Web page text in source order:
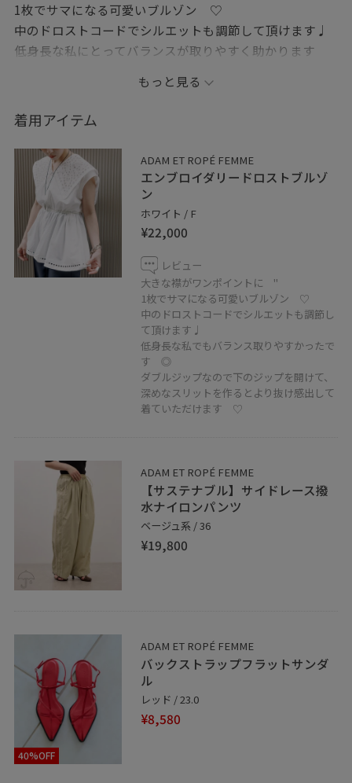
1枚でサマになる可愛いブルゾン ♡
中のドロストコードでシルエットも調節して頂けます♩
低身長な私にとってバランスが取りやすく助かります
前がジップになっている為、
羽織りとしても着回ししやすいです◎
ダブルジップなので下のジップを開けて、深めなスリッ
トを作るとより抜け感出して着ていただけます ♡
是非、店頭でお試しくださいませ ♩
もっと見る
着用アイテム
ADAM ET ROPÉ FEMME
エンブロイダリードロストブルゾ
ン
ホワイト / F
¥22,000
レビュー
大きな襟がワンポイントに "
1枚でサマになる可愛いブルゾン ♡
中のドロストコードでシルエットも調節し
て頂けます♩
低身長な私でもバランス取りやすかったで
す ◎
ダブルジップなので下のジップを開けて、
深めなスリットを作るとより抜け感出して
着ていただけます ♡
ADAM ET ROPÉ FEMME
【サステナブル】サイドレース撥
水ナイロンパンツ
ベージュ系 / 36
¥19,800
40%OFF
ADAM ET ROPÉ FEMME
バックストラップフラットサンダ
ル
レッド / 23.0
¥8,580